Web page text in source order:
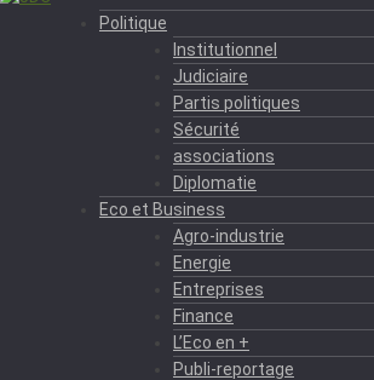
Politique
Institutionnel
Judiciaire
Partis politiques
Sécurité
associations
Diplomatie
Eco et Business
Agro-industrie
Energie
Entreprises
Finance
L’Eco en +
Publi-reportage